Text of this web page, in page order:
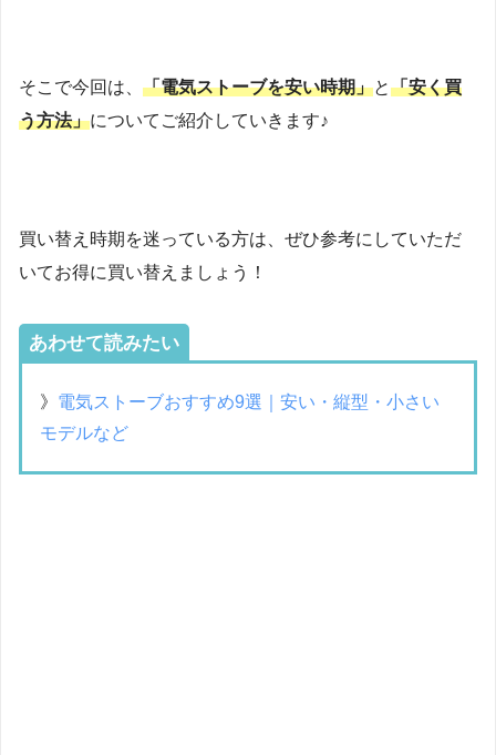
そこで今回は、 「電気ストーブを安い時期」と「安く買
う方法」についてご紹介していきます♪
買い替え時期を迷っている方は、ぜひ参考にしていただ
いてお得に買い替えましょう！
あわせて読みたい
》 電気ストーブおすすめ9選｜安い・縦型・小さい
モデルなど